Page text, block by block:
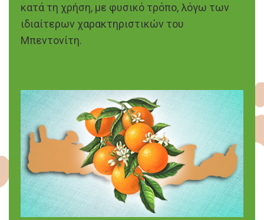
κατά τη χρήση, με φυσικό τρόπο, λόγω των
ιδιαίτερων χαρακτηριστικών του
Μπεντονίτη.